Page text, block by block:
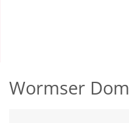
Wormser Dom